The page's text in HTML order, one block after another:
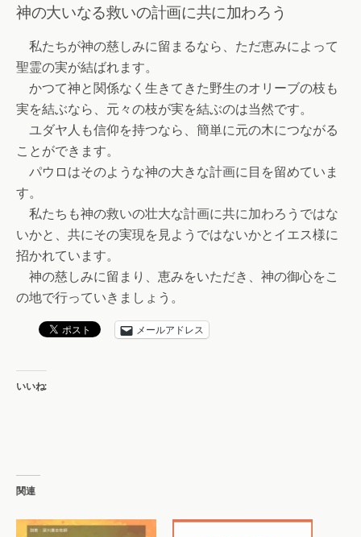
神の大いなる救いの計画に共に加わろう
私たちが神の慈しみに留まるなら、ただ恵みによって
聖霊の実が結ばれます。
かつて神と関係なく生きてきた野生のオリーブの枝も
実を結ぶなら、元々の枝が実を結ぶのは当然です。
ユダヤ人も信仰を持つなら、簡単に元の木につながる
ことができます。
パウロはそのような神の大きな計画に目を留めていま
す。
私たちも神の救いの壮大な計画に共に加わろうではな
いかと、共にその実現を見ようではないかとイエス様に
招かれています。
神の慈しみに留まり、恵みをいただき、神の御心をこ
の地で行っていきましょう。
メールアドレス
いいね:
関連